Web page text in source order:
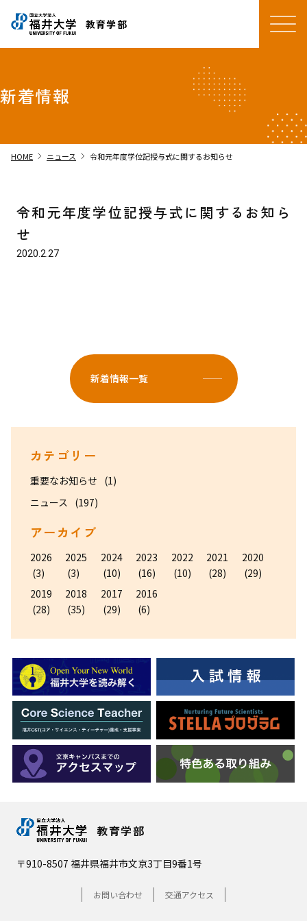
教育学部
新着情報
HOME chevron_right ニュース chevron_right 令和元年度学位記授与式に関するお知らせ
令和元年度学位記授与式に関するお知ら
せ
2020.2.27
新着情報一覧
カテゴリー
重要なお知らせ (1)
ニュース
(197)
アーカイブ
2026
(3)
2025
(3)
2024
(10)
2023
(16)
2022
(10)
2021
(28)
2020
(29)
2019
(28)
2018
(35)
2017
(29)
2016
(6)
教育学部
〒910-8507 福井県福井市文京3丁目9番1号
お問い合わせ 交通アクセス